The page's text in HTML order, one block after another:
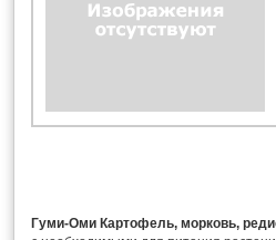
Гуми-Оми Картофель, морковь,